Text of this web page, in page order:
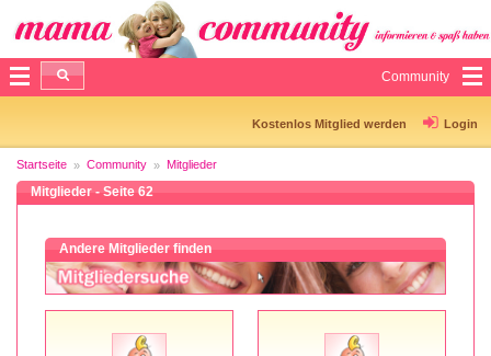
Community
Kostenlos Mitglied werden Login
Startseite Community Mitglieder
Mitglieder - Seite 62
Andere Mitglieder finden